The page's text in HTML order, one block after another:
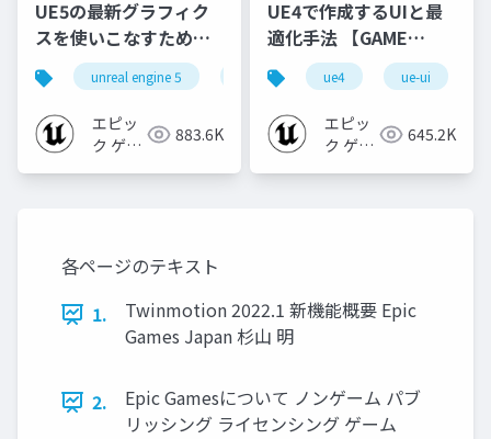
UE5の最新グラフィク
スを使いこなすための4
個の勘所
[CEDEC+KYUSHU
2023]
unreal engine 5 cedec cedec+kyushu
エピッ
ク ゲー
883.6K
UE4で作成するUIと最
適化手法 【GAME
CREATORS
CONFERENCE '20】
ue4 ue-ui
エピッ
ク ゲー
645.2K
各ページのテキスト
1.
Twinmotion 2022.1 新機能概要 Epic
Games Japan 杉山 明
2.
Epic Gamesについて ノンゲーム パブ
リッシング ライセンシング ゲーム